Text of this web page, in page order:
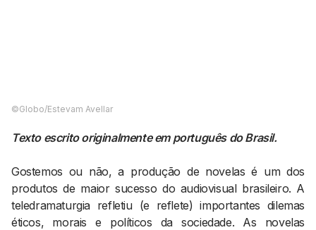
Contactos
GERAL@BANTUMEN.COM
WHATSAPP
+351 912 127 577
©Globo/Estevam Avellar
Texto escrito originalmente em português do Brasil.
Gostemos ou não, a produção de novelas é um dos
produtos de maior sucesso do audiovisual brasileiro. A
teledramaturgia refletiu (e reflete) importantes dilemas
éticos, morais e políticos da sociedade. As novelas